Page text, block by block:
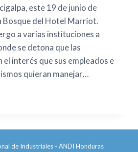
este 19 de junio de
Bosque del Hotel Marriot.
a varias instituciones a
se detona que las
el interés que sus empleados e
quieran manejar…
de Industriales - ANDI Honduras